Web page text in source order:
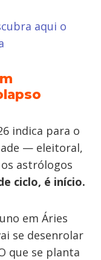
aqui o
indica para o
— eleitoral,
astrólogos
ciclo, é início.
em Áries
se desenrolar
que se planta